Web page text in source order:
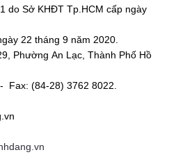
do Sở KHĐT Tp.HCM cấp ngày
22 tháng 9 năm 2020.
Phường An Lạc, Thành Phố Hồ
Fax: (84-28) 3762 8022.